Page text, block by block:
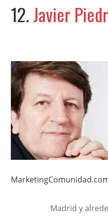
12.Javier
Madrid y